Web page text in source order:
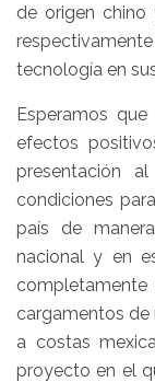
de origen chino
tecnología en
Esperamos
efectos
presentación
condiciones
país de
nacional y en
completamente
cargamentos de
a costas
proyecto en el